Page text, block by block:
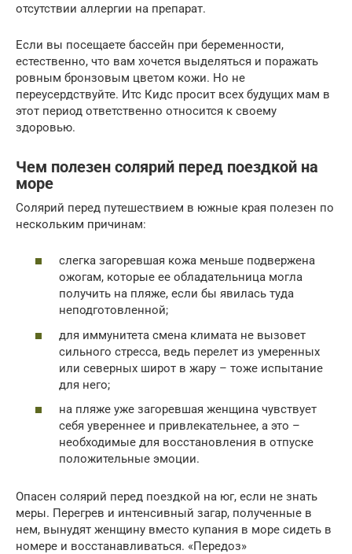
отсутствии аллергии на препарат.
Если вы посещаете бассейн при беременности,
естественно, что вам хочется выделяться и поражать
ровным бронзовым цветом кожи. Но не
переусердствуйте. Итс Кидс просит всех будущих мам в
этот период ответственно относится к своему
здоровью.
Чем полезен солярий перед поездкой на
море
Солярий перед путешествием в южные края полезен по
нескольким причинам:
слегка загоревшая кожа меньше подвержена
ожогам, которые ее обладательница могла
получить на пляже, если бы явилась туда
неподготовленной;
для иммунитета смена климата не вызовет
сильного стресса, ведь перелет из умеренных
или северных широт в жару – тоже испытание
для него;
на пляже уже загоревшая женщина чувствует
себя увереннее и привлекательнее, а это –
необходимые для восстановления в отпуске
положительные эмоции.
Опасен солярий перед поездкой на юг, если не знать
меры. Перегрев и интенсивный загар, полученные в
нем, вынудят женщину вместо купания в море сидеть в
номере и восстанавливаться. «Передоз»